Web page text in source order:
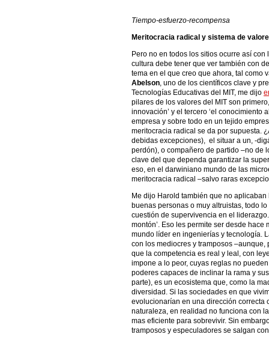
Tiempo-esfuerzo-recompensa
Meritocracia radical y sistema de
Pero no en todos los sitios ocurre así
cultura debe tener que ver también con
tema en el que creo que ahora, tal como
Abelson, uno de los científicos clave y
Tecnologías Educativas del MIT, me dijo
pilares de los valores del MIT son
innovación’ y el tercero ‘el conocimiento
empresa y sobre todo en un tejido
meritocracia radical se da por supuesta.
debidas excepciones), el situar a un, -
perdón), o compañero de partido –no de
clave del que dependa garantizar la
eso, en el darwiniano mundo de las
meritocracia radical –salvo raras
Me dijo Harold también que no aplicaban
buenas personas o muy altruistas, todo
cuestión de supervivencia en el
montón’. Eso les permite ser desde
mundo líder en ingenierías y tecnología.
con los mediocres y tramposos
que la competencia es real y leal, con
impone a lo peor, cuyas reglas no
poderes capaces de inclinar la rama y
parte), es un ecosistema que, como la
diversidad. Si las sociedades en que
evolucionarían en una dirección correcta
naturaleza, en realidad no funciona con
mas eficiente para sobrevivir. Sin
tramposos y especuladores se salgan